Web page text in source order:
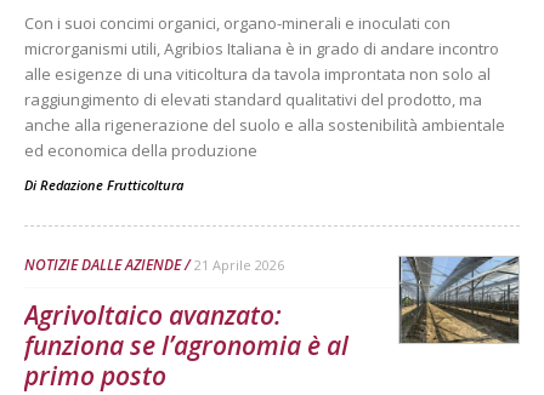
Con i suoi concimi organici, organo-minerali e inoculati con
microrganismi utili, Agribios Italiana è in grado di andare incontro
alle esigenze di una viticoltura da tavola improntata non solo al
raggiungimento di elevati standard qualitativi del prodotto, ma
anche alla rigenerazione del suolo e alla sostenibilità ambientale
ed economica della produzione
Di Redazione Frutticoltura
NOTIZIE DALLE AZIENDE 21 Aprile 2026
Agrivoltaico avanzato:
funziona se l’agronomia è al
primo posto